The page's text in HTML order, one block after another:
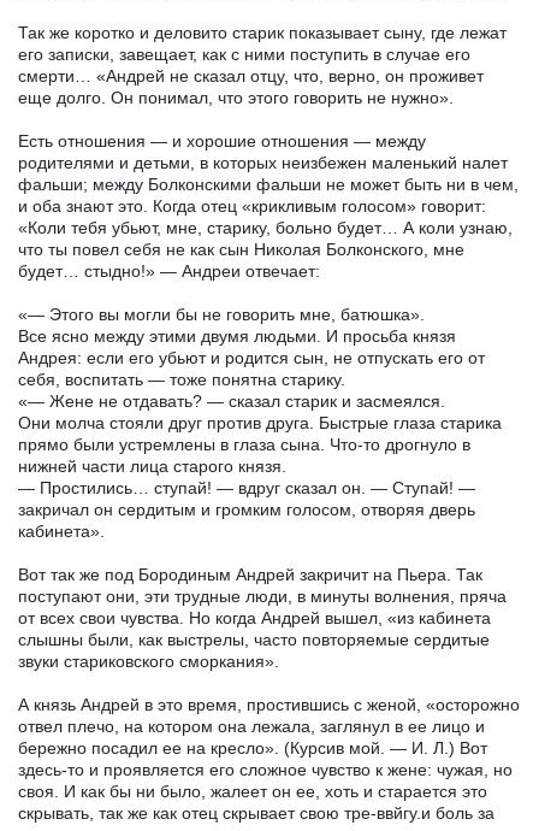
Так же коротко и деловито старик показывает сыну, где лежат
его записки, завещает, как с ними поступить в случае его
смерти… «Андрей не сказал отцу, что, верно, он проживет
еще долго. Он понимал, что этого говорить не нужно».
Есть отношения — и хорошие отношения — между
родителями и детьми, в которых неизбежен маленький налет
фальши; между Болконскими фальши не может быть ни в чем,
и оба знают это. Когда отец «крикливым голосом» говорит:
«Коли тебя убьют, мне, старику, больно будет… А коли узнаю,
что ты повел себя не как сын Николая Болконского, мне
будет… стыдно!» — Андреи отвечает:
«— Этого вы могли бы не говорить мне, батюшка».
Все ясно между этими двумя людьми. И просьба князя
Андрея: если его убьют и родится сын, не отпускать его от
себя, воспитать — тоже понятна старику.
«— Жене не отдавать? — сказал старик и засмеялся.
Они молча стояли друг против друга. Быстрые глаза старика
прямо были устремлены в глаза сына. Что-то дрогнуло в
нижней части лица старого князя.
— Простились… ступай! — вдруг сказал он. — Ступай! —
закричал он сердитым и громким голосом, отворяя дверь
кабинета».
Вот так же под Бородиным Андрей закричит на Пьера. Так
поступают они, эти трудные люди, в минуты волнения, пряча
от всех свои чувства. Но когда Андрей вышел, «из кабинета
слышны были, как выстрелы, часто повторяемые сердитые
звуки стариковского сморкания».
А князь Андрей в это время, простившись с женой, «осторожно
отвел плечо, на котором она лежала, заглянул в ее лицо и
бережно посадил ее на кресло». (Курсив мой. — И. Л.) Вот
здесь-то и проявляется его сложное чувство к жене: чужая, но
своя. И как бы ни было, жалеет он ее, хоть и старается это
скрывать, так же как отец скрывает свою тре-ввйгу.и боль за